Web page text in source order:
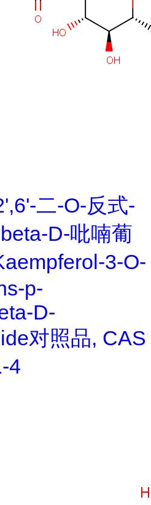
二-O-反式-
D-吡喃葡
3-O-
p-
D-
对照品, CAS
4